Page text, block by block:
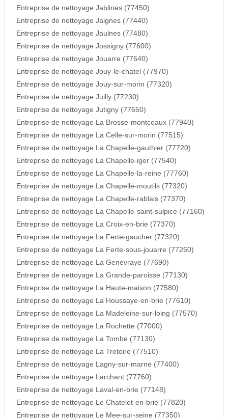
Entreprise de nettoyage Jablines (77450)
Entreprise de nettoyage Jaignes (77440)
Entreprise de nettoyage Jaulnes (77480)
Entreprise de nettoyage Jossigny (77600)
Entreprise de nettoyage Jouarre (77640)
Entreprise de nettoyage Jouy-le-chatel (77970)
Entreprise de nettoyage Jouy-sur-morin (77320)
Entreprise de nettoyage Juilly (77230)
Entreprise de nettoyage Jutigny (77650)
Entreprise de nettoyage La Brosse-montceaux (77940)
Entreprise de nettoyage La Celle-sur-morin (77515)
Entreprise de nettoyage La Chapelle-gauthier (77720)
Entreprise de nettoyage La Chapelle-iger (77540)
Entreprise de nettoyage La Chapelle-la-reine (77760)
Entreprise de nettoyage La Chapelle-moutils (77320)
Entreprise de nettoyage La Chapelle-rablais (77370)
Entreprise de nettoyage La Chapelle-saint-sulpice (77160)
Entreprise de nettoyage La Croix-en-brie (77370)
Entreprise de nettoyage La Ferte-gaucher (77320)
Entreprise de nettoyage La Ferte-sous-jouarre (77260)
Entreprise de nettoyage La Genevraye (77690)
Entreprise de nettoyage La Grande-paroisse (77130)
Entreprise de nettoyage La Haute-maison (77580)
Entreprise de nettoyage La Houssaye-en-brie (77610)
Entreprise de nettoyage La Madeleine-sur-loing (77570)
Entreprise de nettoyage La Rochette (77000)
Entreprise de nettoyage La Tombe (77130)
Entreprise de nettoyage La Tretoire (77510)
Entreprise de nettoyage Lagny-sur-marne (77400)
Entreprise de nettoyage Larchant (77760)
Entreprise de nettoyage Laval-en-brie (77148)
Entreprise de nettoyage Le Chatelet-en-brie (77820)
Entreprise de nettoyage Le Mee-sur-seine (77350)